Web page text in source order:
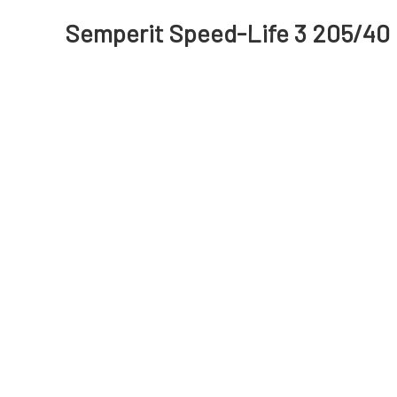
Semperit Speed-Life 3 205/40